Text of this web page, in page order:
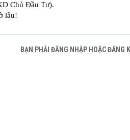
Chủ Đầu Tư).
lâu!
BẠN PHẢI ĐĂNG NHẬP HOẶC ĐĂNG